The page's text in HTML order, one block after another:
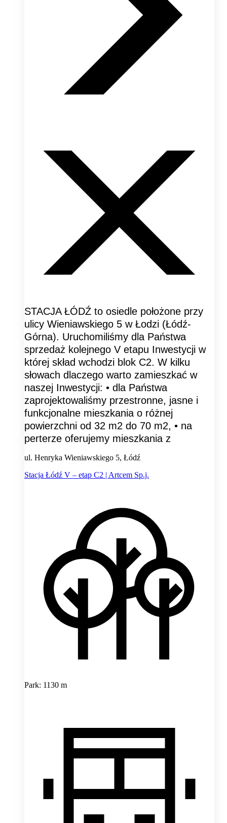
STACJA ŁÓDŹ to osiedle położone przy
ulicy Wieniawskiego 5 w Łodzi (Łódź-
Górna). Uruchomiliśmy dla Państwa
sprzedaż kolejnego V etapu Inwestycji w
której skład wchodzi blok C2. W kilku
słowach dlaczego warto zamieszkać w
naszej Inwestycji: • dla Państwa
zaprojektowaliśmy przestronne, jasne i
funkcjonalne mieszkania o różnej
powierzchni od 32 m2 do 70 m2, • na
perterze oferujemy mieszkania z
ul. Henryka Wieniawskiego 5, Łódź
Stacja Łódź V – etap C2 | Artcem Sp.j.
Park: 1130 m